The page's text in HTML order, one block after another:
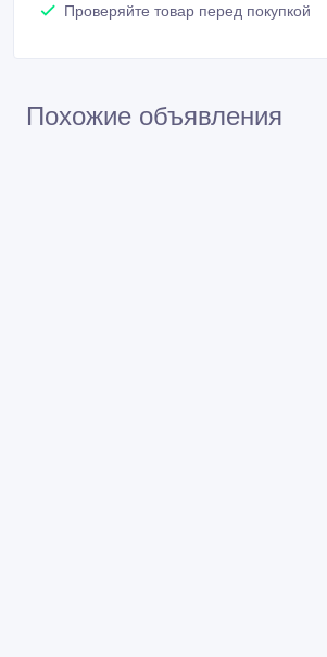
Проверяйте товар перед покупкой
Похожие объявления